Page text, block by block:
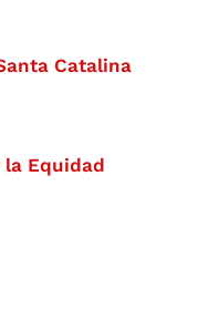
Catalina
Equidad